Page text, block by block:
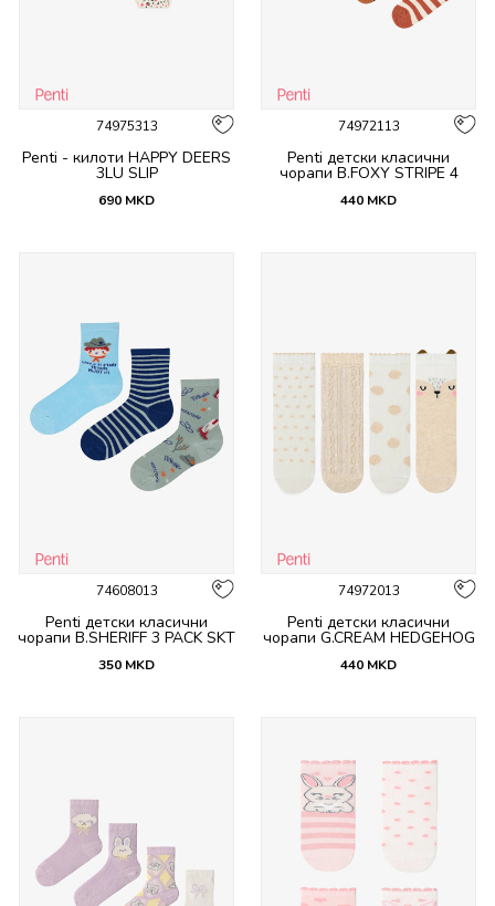
74975313
Penti - килоти HAPPY DEERS
3LU SLIP
690 MKD
74972113
Penti детски класични
чорапи B.FOXY STRIPE 4
440 MKD
74608013
Penti детски класични
чорапи B.SHERIFF 3 PACK SKT
350 MKD
74972013
Penti детски класични
чорапи G.CREAM HEDGEHOG
440 MKD